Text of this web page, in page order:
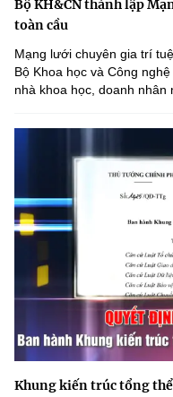
Bộ KH&CN thành lập
toàn cầu
Mạng lưới chuyên gia trí
Bộ Khoa học và Công
nhà khoa học, doanh nhân
Khung kiến trúc tổng